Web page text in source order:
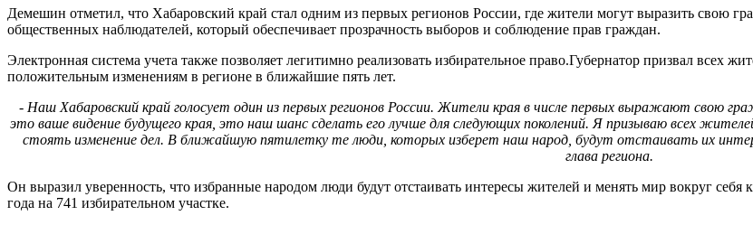
Демешин отметил, что Хабаровский край стал одним из первых регионов России, где жители могут выразить свою
общественных наблюдателей, который обеспечивает прозрачность выборов и соблюдение прав граждан.
Электронная система учета также позволяет легитимно реализовать избирательное право.Губернатор призвал всех
положительным изменениям в регионе в ближайшие пять лет.
- Наш Хабаровский край голосует один из первых регионов России. Жители края в числе первых выражают свою
это ваше видение будущего края, это наш шанс сделать его лучше для следующих поколений. Я призываю всех
стоять изменение дел. В ближайшую пятилетку те люди, которых изберет наш народ, будут отстаивать их
глава региона.
Он выразил уверенность, что избранные народом люди будут отстаивать интересы жителей и менять мир вокруг
года на 741 избирательном участке.